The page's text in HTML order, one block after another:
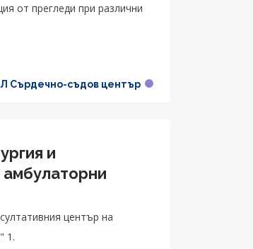
от прегледи при различни
Сърдечно-съдов център
и
център на
1.